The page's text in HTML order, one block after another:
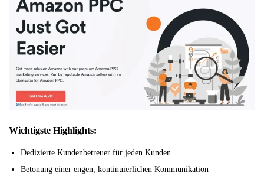
Wichtigste Highlights:
Dedizierte Kundenbetreuer für jeden Kunden
Betonung einer engen, kontinuierlichen Kommunikation